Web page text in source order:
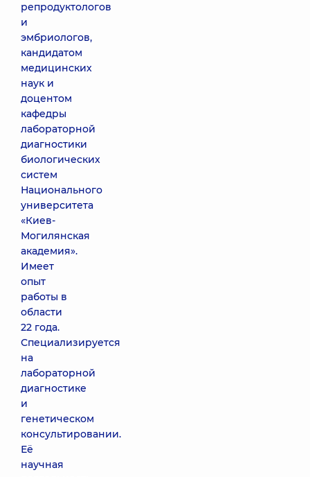
репродуктологов
и
эмбриологов,
кандидатом
медицинских
наук и
доцентом
кафедры
лабораторной
диагностики
биологических
систем
Национального
университета
«Киев-
Могилянская
академия».
Имеет
опыт
работы в
области
22 года.
Специализируется
на
лабораторной
диагностике
и
генетическом
консультировании.
Её
научная